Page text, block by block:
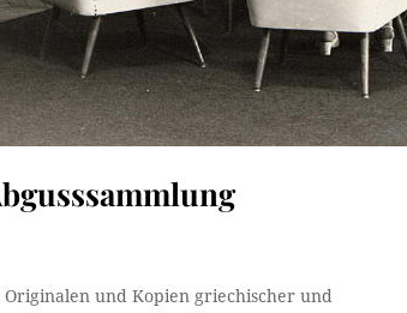
und Kopien griechischer und